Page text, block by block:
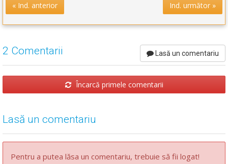
« Ind. anterior Ind. următor »
2 Comentarii Lasă un comentariu
Încarcă primele comentarii
Lasă un comentariu
Pentru a putea lăsa un comentariu, trebuie să fii logat!